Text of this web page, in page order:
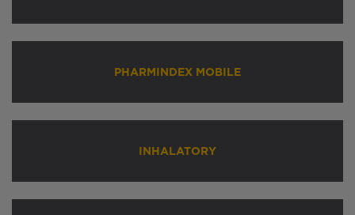
PHARMINDEX MOBILE
INHALATORY